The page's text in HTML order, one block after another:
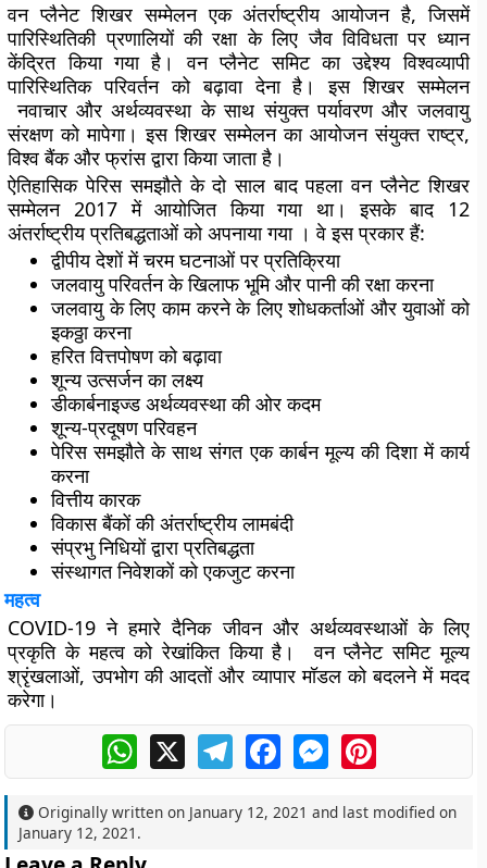
वन प्लैनेट शिखर सम्मेलन एक अंतर्राष्ट्रीय आयोजन है, जिसमें
पारिस्थितिकी प्रणालियों की रक्षा के लिए जैव विविधता पर ध्यान
केंद्रित किया गया है। वन प्लैनेट समिट का उद्देश्य विश्वव्यापी
पारिस्थितिक परिवर्तन को बढ़ावा देना है। इस शिखर सम्मेलन
नवाचार और अर्थव्यवस्था के साथ संयुक्त पर्यावरण और जलवायु
संरक्षण को मापेगा। इस शिखर सम्मेलन का आयोजन संयुक्त राष्ट्र,
विश्व बैंक और फ्रांस द्वारा किया जाता है।
ऐतिहासिक पेरिस समझौते के दो साल बाद पहला वन प्लैनेट शिखर
सम्मेलन 2017 में आयोजित किया गया था। इसके बाद 12
अंतर्राष्ट्रीय प्रतिबद्धताओं को अपनाया गया । वे इस प्रकार हैं:
द्वीपीय देशों में चरम घटनाओं पर प्रतिक्रिया
जलवायु परिवर्तन के खिलाफ भूमि और पानी की रक्षा करना
जलवायु के लिए काम करने के लिए शोधकर्ताओं और युवाओं को
इकठ्ठा करना
हरित वित्तपोषण को बढ़ावा
शून्य उत्सर्जन का लक्ष्य
डीकार्बनाइज्ड अर्थव्यवस्था की ओर कदम
शून्य-प्रदूषण परिवहन
पेरिस समझौते के साथ संगत एक कार्बन मूल्य की दिशा में कार्य
करना
वित्तीय कारक
विकास बैंकों की अंतर्राष्ट्रीय लामबंदी
संप्रभु निधियों द्वारा प्रतिबद्धता
संस्थागत निवेशकों को एकजुट करना
महत्व
COVID-19 ने हमारे दैनिक जीवन और अर्थव्यवस्थाओं के लिए
प्रकृति के महत्व को रेखांकित किया है। वन प्लैनेट समिट मूल्य
श्रृंखलाओं, उपभोग की आदतों और व्यापार मॉडल को बदलने में मदद
करेगा।
WhatsApp
X TelegramFacebookMessengerPinterest
Originally written on January 12, 2021 and last modified on
January 12, 2021 .